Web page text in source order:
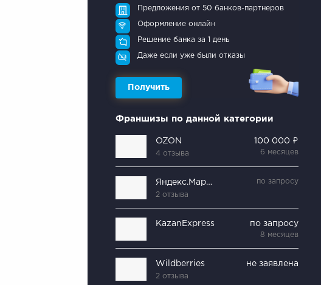
Предложения от 50 банков-партнеров
Оформление онлайн
Решение банка за 1 день
Даже если уже были отказы
Получить
Франшизы по данной категории
OZON
4 отзыва
100 000 ₽
6 месяцев
Яндекс.Маркет
2 отзыва
по запросу
KazanExpress по запросу
8 месяцев
Wildberries
2 отзыва
не заявлена